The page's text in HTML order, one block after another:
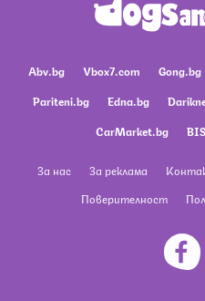
Abv.bg Vbox7.com Gong.bg
Pariteni.bg
Edna.bg
CarMarket.bg
За нас За реклама
Поверителност